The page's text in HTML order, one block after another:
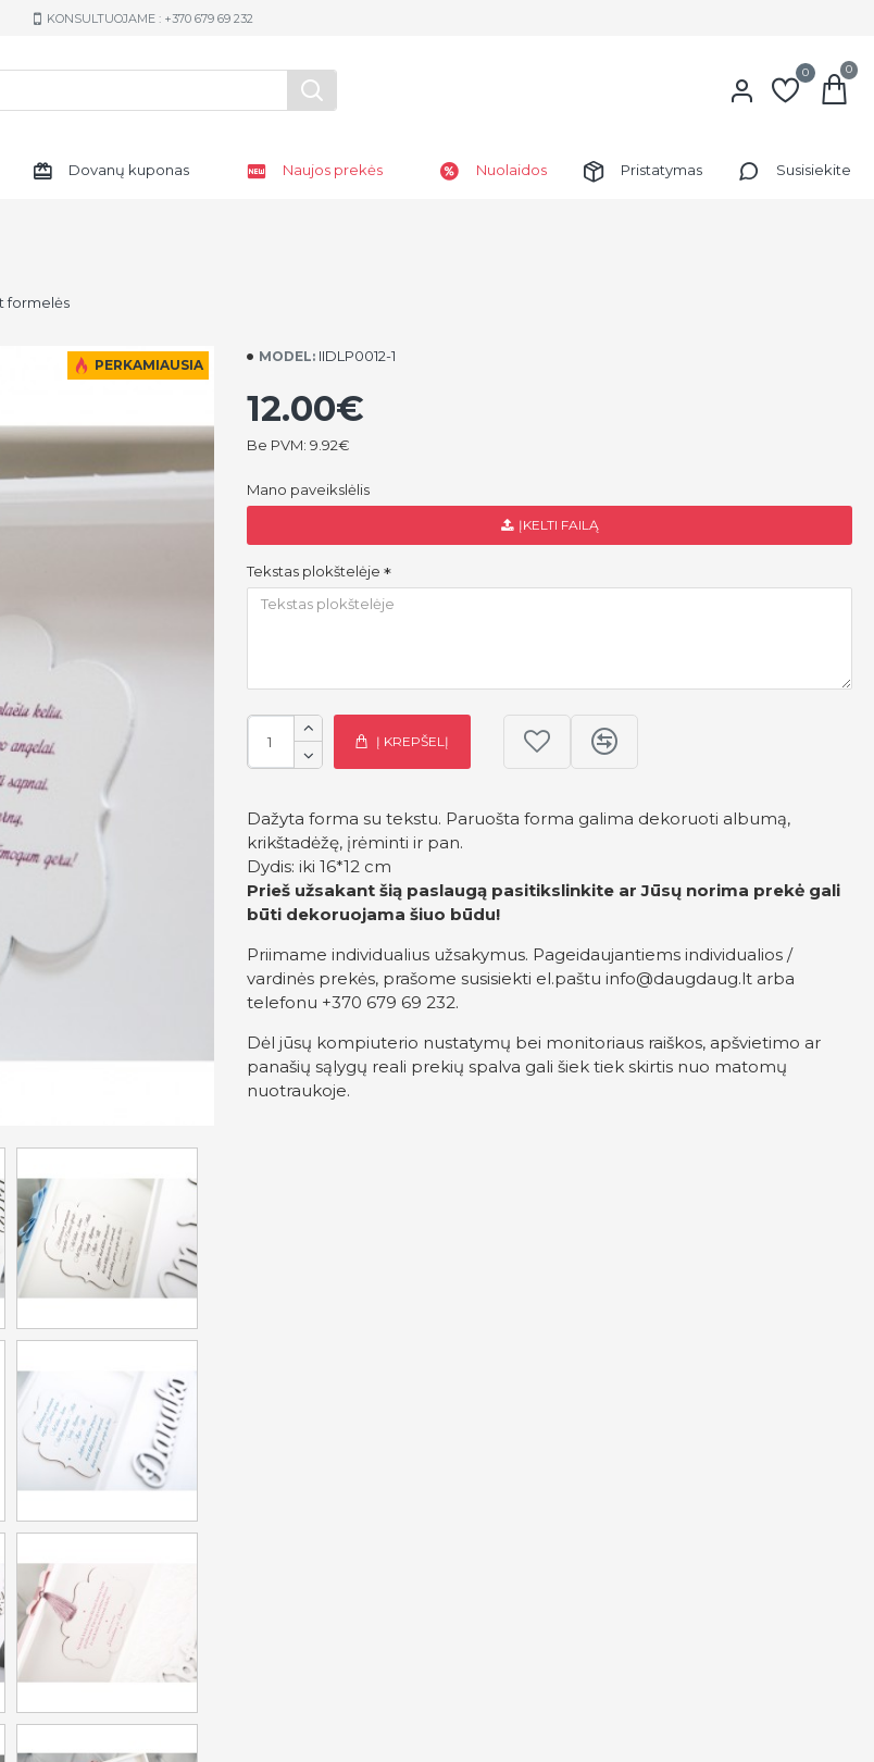
KONSULTUOJAME : +370 679 69 232
0 0
Dovanų kuponas Naujos prekės Nuolaidos Pristatymas Susisiekite
formelės
PERKAMIAUSIA
MODEL: IIDLP0012-1
12.00€
Be PVM: 9.92€
Mano paveikslėlis
ĮKELTI FAILĄ
Tekstas plokštelėje
Į KREPŠELĮ
Dažyta forma su tekstu. Paruošta forma galima dekoruoti albumą,
krikštadėžę, įrėminti ir pan.
Dydis: iki 16*12 cm
Prieš užsakant šią paslaugą pasitikslinkite ar Jūsų norima prekė gali
būti dekoruojama šiuo būdu!
Priimame individualius užsakymus. Pageidaujantiems individualios /
vardinės prekės, prašome susisiekti el.paštuinfo@daugdaug.lt arba
telefonu +370 679 69 232.
Dėl jūsų kompiuterio nustatymų bei monitoriaus raiškos, apšvietimo ar
panašių sąlygų reali prekių spalva gali šiek tiek skirtis nuo matomų
nuotraukoje.